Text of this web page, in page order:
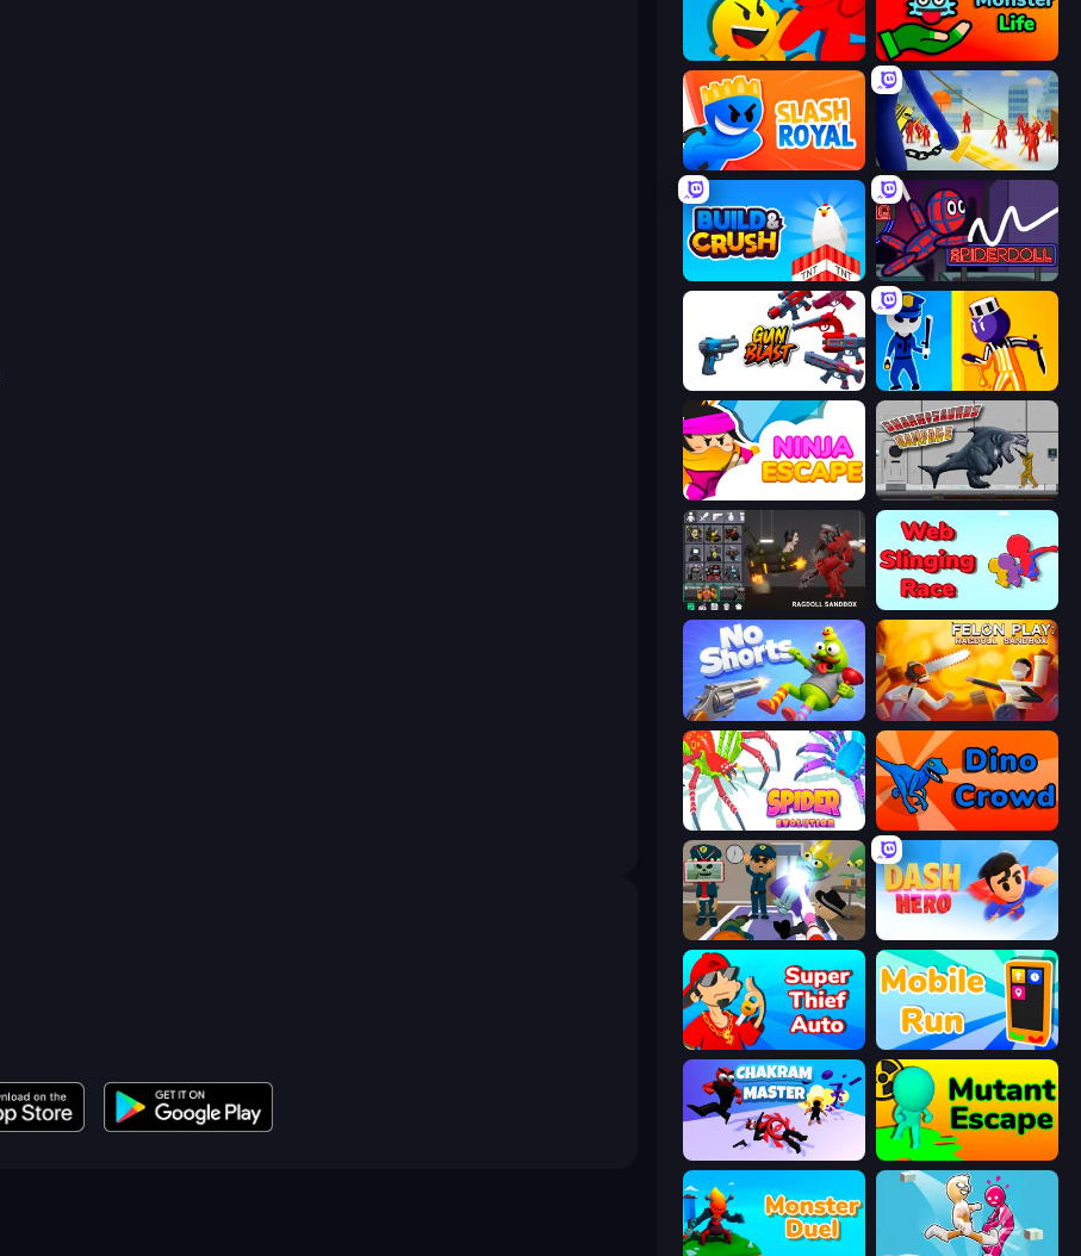
Riot Escape Monster Life
Slash Royal Slasher
Build and Crush SpiderDoll
Ninja Escape Sharkosaurus Rampage
Last Play: Ragdoll Sandbox Web Slinging Race
No Shorts Felon Play: Ragdoll Sandbox
Spider Evolution: Runner Game Dino Crowd
Find The Alien
Super Thief Auto Mobile Run
Chakram Master Mutant Escape